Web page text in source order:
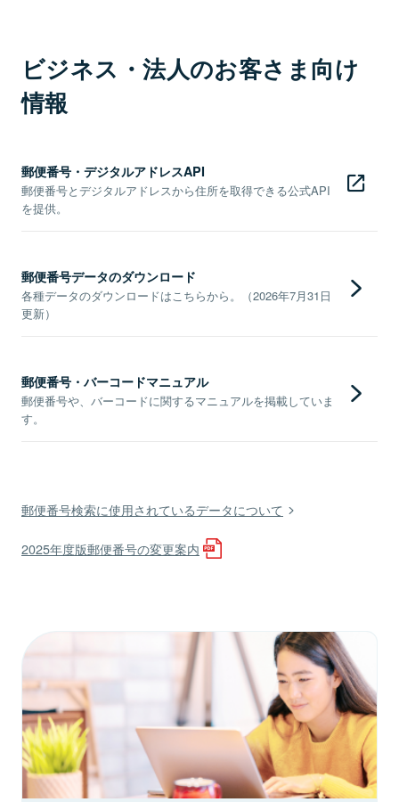
ビジネス・法人のお客さま向け
情報
郵便番号・デジタルアドレスAPI
郵便番号とデジタルアドレスから住所を取得できる公式API
を提供。
郵便番号データのダウンロード
各種データのダウンロードはこちらから。（2026年7月31日
更新）
郵便番号・バーコードマニュアル
郵便番号や、バーコードに関するマニュアルを掲載していま
す。
郵便番号検索に使用されているデータについて
2025年度版郵便番号の変更案内